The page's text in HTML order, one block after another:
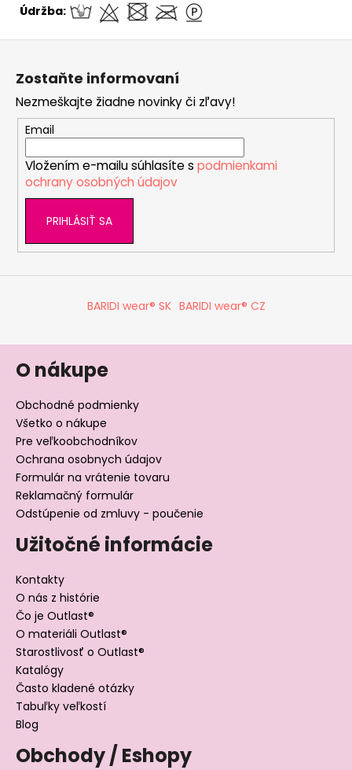
Údržba:
Zostaňte informovaní
Nezmeškajte žiadne novinky či zľavy!
Email
Vložením e-mailu súhlasíte s podmienkami
ochrany osobných údajov
PRIHLÁSIŤ SA
BARIDI wear® SK BARIDI wear® CZ
O nákupe
Obchodné podmienky
Všetko o nákupe
Pre veľkoobchodníkov
Ochrana osobnych údajov
Formulár na vrátenie tovaru
Reklamačný formulár
Odstúpenie od zmluvy - poučenie
Užitočné informácie
Kontakty
O nás z histórie
Čo je Outlast®
O materiáli Outlast®
Starostlivosť o Outlast®
Katalógy
Často kladené otázky
Tabuľky veľkostí
Blog
Obchody / Eshopy